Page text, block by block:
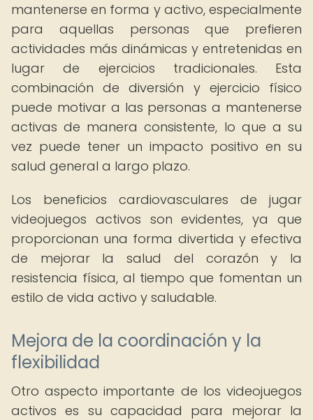
mantenerse en forma y activo, especialmente
para aquellas personas que prefieren
actividades más dinámicas y entretenidas en
lugar de ejercicios tradicionales. Esta
combinación de diversión y ejercicio físico
puede motivar a las personas a mantenerse
activas de manera consistente, lo que a su
vez puede tener un impacto positivo en su
salud general a largo plazo.
Los beneficios cardiovasculares de jugar
videojuegos activos son evidentes, ya que
proporcionan una forma divertida y efectiva
de mejorar la salud del corazón y la
resistencia física, al tiempo que fomentan un
estilo de vida activo y saludable.
Mejora de la coordinación y la
flexibilidad
Otro aspecto importante de los videojuegos
activos es su capacidad para mejorar la